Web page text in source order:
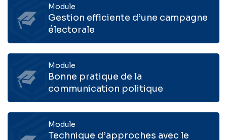
Module
Gestion efficiente d’une campagne
électorale
Module
Bonne pratique de la
communication politique
Module
Technique d’approches avec le